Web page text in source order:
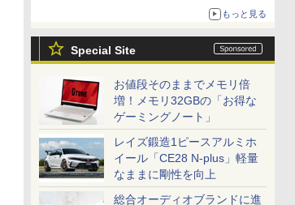
もっと見る
Special Site
お値段そのままでメモリ倍
増！メモリ32GBの「お得な
ゲーミングノート」
レイズ鍛造1ピースアルミホ
イール「CE28 N-plus」軽量
なままに剛性を向上
総合オーディオブランドに進